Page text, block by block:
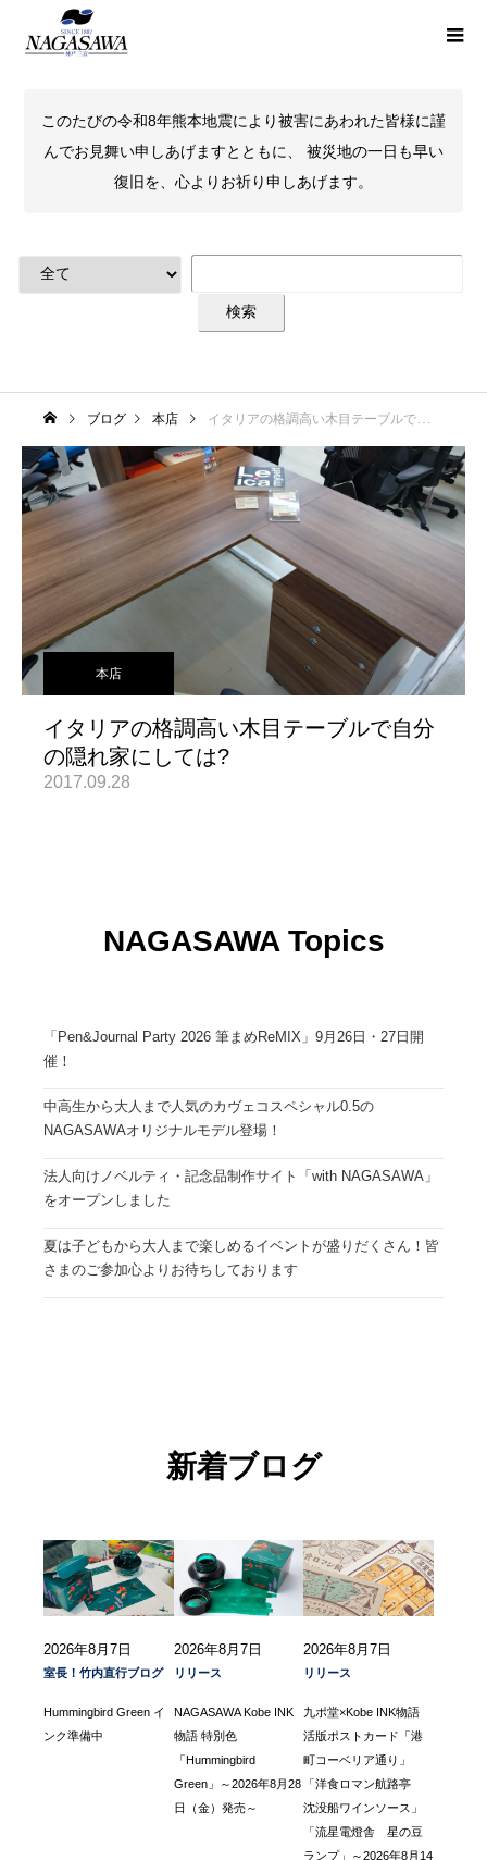
このたびの令和8年熊本地震により被害にあわれた皆様に謹
んでお見舞い申しあげますとともに、 被災地の一日も早い
復旧を、心よりお祈り申しあげます。
ブログ 本店 イタリアの格調高い木目テーブルで自分の隠れ家にしては?
本店
イタリアの格調高い木目テーブルで自分
の隠れ家にしては?
2017.09.28
NAGASAWA Topics
「Pen&Journal Party 2026 筆まめReMIX」9月26日・27日開
催！
中高生から大人まで人気のカヴェコスペシャル0.5の
NAGASAWAオリジナルモデル登場！
法人向けノベルティ・記念品制作サイト「with NAGASAWA」
をオープンしました
夏は子どもから大人まで楽しめるイベントが盛りだくさん！皆
さまのご参加心よりお待ちしております
新着ブログ
2026年8月7日
室長！竹内直行ブログ
Hummingbird Green イ
ンク準備中
2026年8月7日
リリース
NAGASAWA Kobe INK
物語 特別色
「Hummingbird
Green」～2026年8月28
日（金）発売～
2026年8月7日
リリース
九ポ堂×Kobe INK物語
活版ポストカード「港
町コーベリア通り」
「洋食ロマン航路亭
沈没船ワインソース」
「流星電燈舎 星の豆
ランプ」～2026年8月14